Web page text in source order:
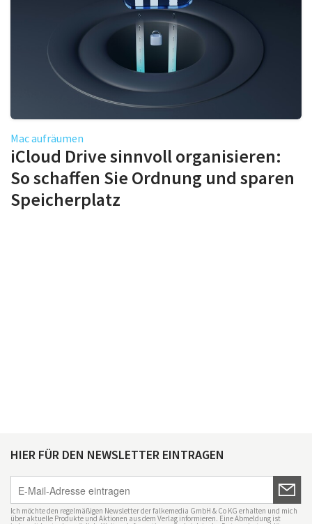
Mac aufräumen
iCloud Drive sinnvoll organisieren:
So schaffen Sie Ordnung und sparen
Speicherplatz
HIER FÜR DEN NEWSLETTER EINTRAGEN
Ich möchte den regelmäßigen Newsletter der falkemedia GmbH & Co KG erhalten und mich
über aktuelle Produkte und Aktionen aus dem Verlag informieren. Eine Abmeldung ist